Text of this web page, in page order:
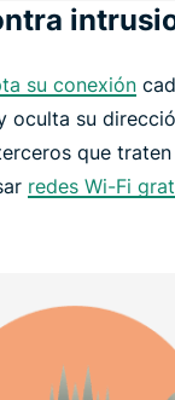
su conexión
oculta su
que traten
redes Wi-Fi